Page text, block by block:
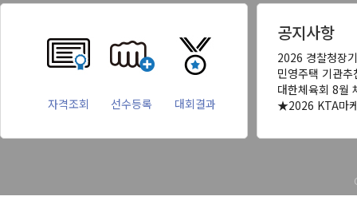
자격조회 선수등록 대회결과
공지사항
2026 경찰청장
민영주택 기관
대한체육회 8월
★2026 KTA마